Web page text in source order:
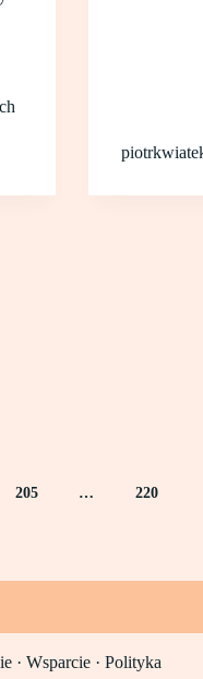
205 … 220
· Wsparcie · Polityka